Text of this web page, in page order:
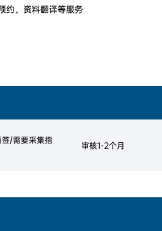
约、资料翻译等服务
/需要采集指
审核1-2个月